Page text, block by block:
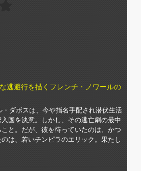
逃避行を描くフレンチ・ノワールの
ダボスは、今や指名手配され潜伏生活
国を決意。しかし、その逃亡劇の最中
と。だが、彼を待っていたのは、かつ
は、若いチンピラのエリック。果たし